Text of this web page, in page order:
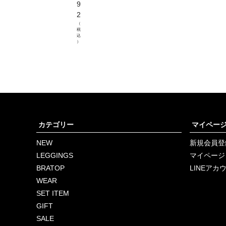
9
2
（
税
込
）
カテゴリー
NEW
LEGGINGS
BRATOP
WEAR
SET ITEM
GIFT
SALE
マイペー
新規会員
マイページ
LINEアカ